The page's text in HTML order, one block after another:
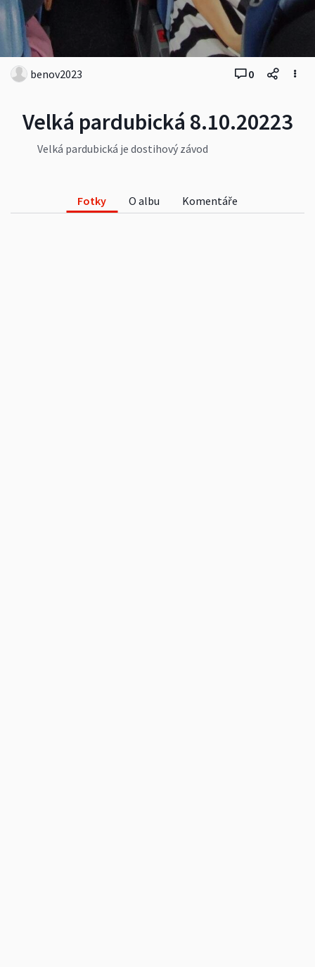
Velká pardubická 8.10.20223
Velká pardubická je dostihový závod
benov2023 0
Fotky O albu Komentáře